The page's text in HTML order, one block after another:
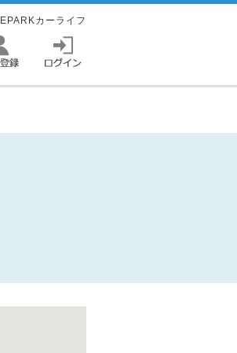
EPARKカーライフ